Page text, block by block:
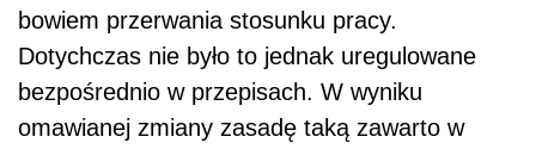
bowiem przerwania stosunku pracy.
Dotychczas nie było to jednak uregulowane
bezpośrednio w przepisach. W wyniku
omawianej zmiany zasadę taką zawarto w